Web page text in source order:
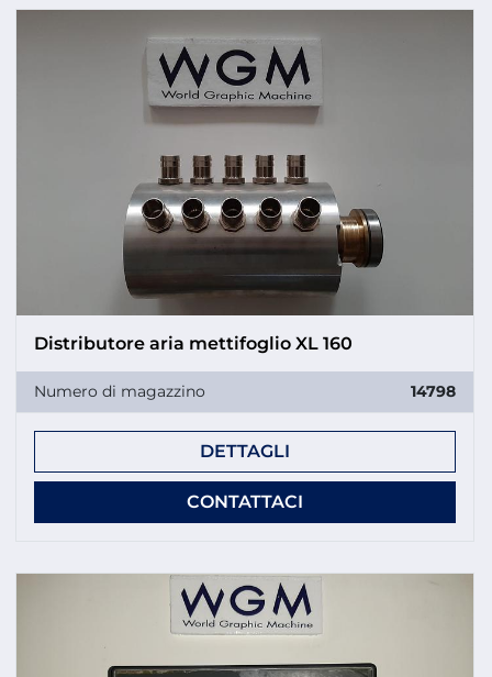
Distributore aria mettifoglio XL 160
Numero di magazzino 14798
DETTAGLI
CONTATTACI